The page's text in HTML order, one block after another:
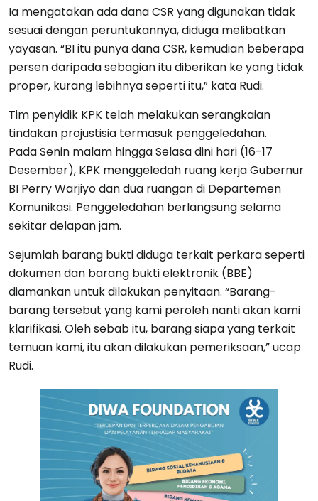
Ia mengatakan ada dana CSR yang digunakan tidak
sesuai dengan peruntukannya, diduga melibatkan
yayasan. “BI itu punya dana CSR, kemudian beberapa
persen daripada sebagian itu diberikan ke yang tidak
proper, kurang lebihnya seperti itu,” kata Rudi.
Tim penyidik KPK telah melakukan serangkaian
tindakan projustisia termasuk penggeledahan.
Pada Senin malam hingga Selasa dini hari (16-17
Desember), KPK menggeledah ruang kerja Gubernur
BI Perry Warjiyo dan dua ruangan di Departemen
Komunikasi. Penggeledahan berlangsung selama
sekitar delapan jam.
Sejumlah barang bukti diduga terkait perkara seperti
dokumen dan barang bukti elektronik (BBE)
diamankan untuk dilakukan penyitaan. “Barang-
barang tersebut yang kami peroleh nanti akan kami
klarifikasi. Oleh sebab itu, barang siapa yang terkait
temuan kami, itu akan dilakukan pemeriksaan,” ucap
Rudi.